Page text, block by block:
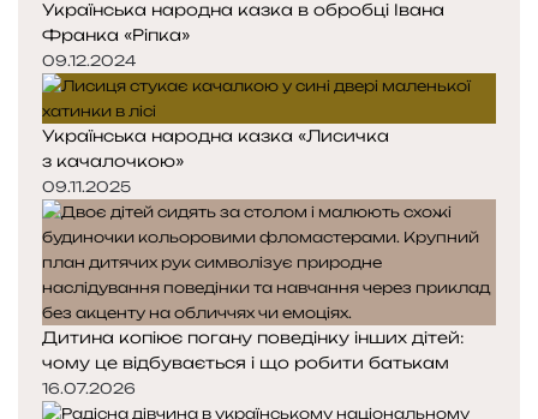
Українська народна казка в обробці Івана
Франка «Ріпка»
09.12.2024
Українська народна казка «Лисичка
з качалочкою»
09.11.2025
Дитина копіює погану поведінку інших дітей:
чому це відбувається і що робити батькам
16.07.2026